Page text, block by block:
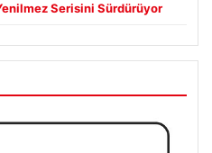
Serisini Sürdürüyor